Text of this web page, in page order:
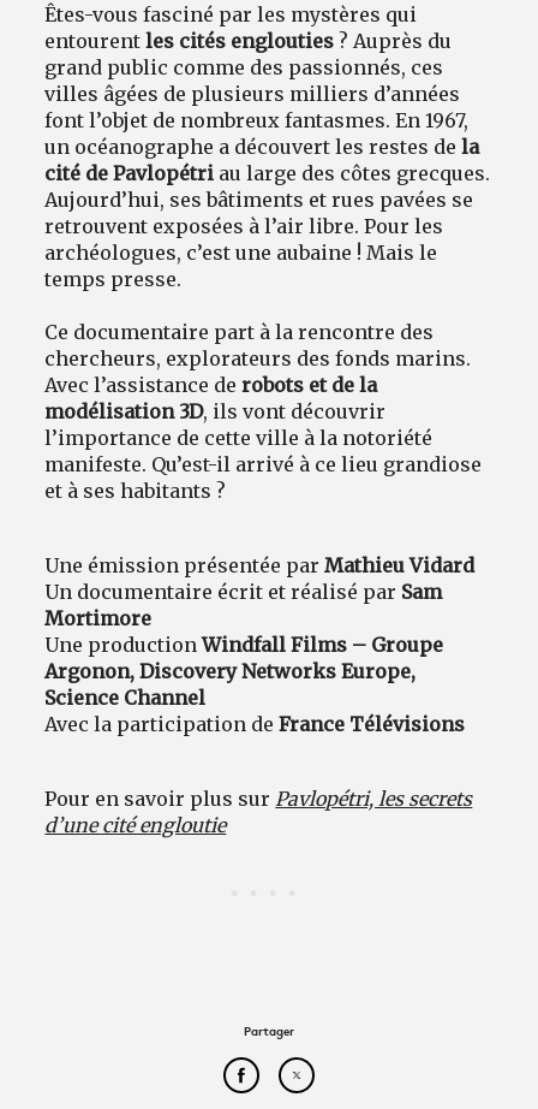
Êtes-vous fasciné par les mystères qui
entourentles cités englouties? Auprès du
grand public comme des passionnés, ces
villes âgées de plusieurs milliers d’années
font l’objet de nombreux fantasmes. En 1967,
un océanographe a découvert les restes dela
cité de Pavlopétri au large des côtes grecques.
Aujourd’hui, ses bâtiments et rues pavées se
retrouvent exposées à l’air libre. Pour les
archéologues, c’est une aubaine ! Mais le
temps presse.
Ce documentaire part à la rencontre des
chercheurs, explorateurs des fonds marins.
Avec l’assistance derobots et de la
modélisation 3D, ils vont découvrir
l’importance de cette ville à la notoriété
manifeste. Qu’est-il arrivé à ce lieu grandiose
et à ses habitants ?
Une émission présentée parMathieu Vidard
Un documentaire écrit et réalisé par Sam
Mortimore
Une productionWindfall Films – Groupe
Argonon, Discovery Networks Europe,
Science Channel
Avec la participation deFrance Télévisions
Pour en savoir plus sur Pavlopétri, les secrets
d’une cité engloutie
Partager
Partager cet article sur
Partager cet article sur